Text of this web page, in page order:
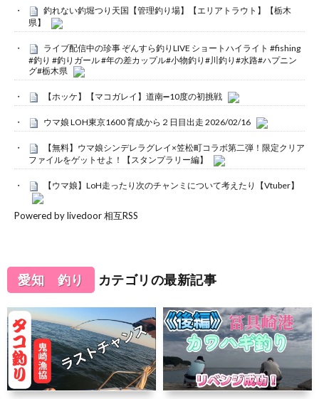
釣れない釣堀つり天国【管理釣り場】【エリアトラウト】【栃木
県】
ライブ配信中の珍事 ぞんすら釣りLIVE ショートハイライト #fishing
#釣り #釣りガール #年の差カップル#小物釣り#川釣り#水路#ハプニン
グ#栃木県
【ホッケ】【マコガレイ】道南➖10度の初挑戦
ウマ娘 LOH東京1600 育成から２日目出走 2026/02/16
【無料】ウマ娘シンデレラグレイ×笠松町コラボ第二弾！限定クリア
ファイルをゲットせよ！【スタンプラリー編】
【ウマ娘】LoH走ったり次のチャンミについて考えたり【Vtuber】
Powered by livedoor 相互RSS
愛知 釣り カテゴリの最新記事